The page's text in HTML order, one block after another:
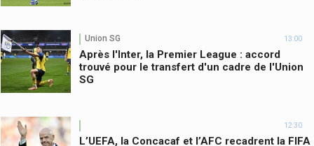
Union SG 13:00
Après l'Inter, la Premier League : accord
trouvé pour le transfert d'un cadre de l'Union
SG
12:30
L’UEFA, la Concacaf et l’AFC recadrent la FIFA